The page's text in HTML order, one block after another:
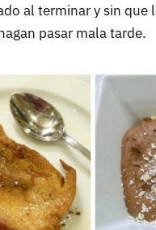
al terminar y sin que
pasar mala tarde.